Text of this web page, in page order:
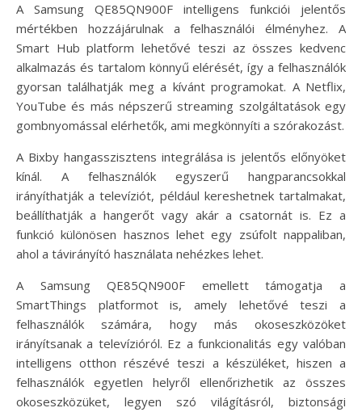
A Samsung QE85QN900F intelligens funkciói jelentős
mértékben hozzájárulnak a felhasználói élményhez. A
Smart Hub platform lehetővé teszi az összes kedvenc
alkalmazás és tartalom könnyű elérését, így a felhasználók
gyorsan találhatják meg a kívánt programokat. A Netflix,
YouTube és más népszerű streaming szolgáltatások egy
gombnyomással elérhetők, ami megkönnyíti a szórakozást.
A Bixby hangasszisztens integrálása is jelentős előnyöket
kínál. A felhasználók egyszerű hangparancsokkal
irányíthatják a televíziót, például kereshetnek tartalmakat,
beállíthatják a hangerőt vagy akár a csatornát is. Ez a
funkció különösen hasznos lehet egy zsúfolt nappaliban,
ahol a távirányító használata nehézkes lehet.
A Samsung QE85QN900F emellett támogatja a
SmartThings platformot is, amely lehetővé teszi a
felhasználók számára, hogy más okoseszközöket
irányítsanak a televízióról. Ez a funkcionalitás egy valóban
intelligens otthon részévé teszi a készüléket, hiszen a
felhasználók egyetlen helyről ellenőrizhetik az összes
okoseszközüket, legyen szó világításról, biztonsági